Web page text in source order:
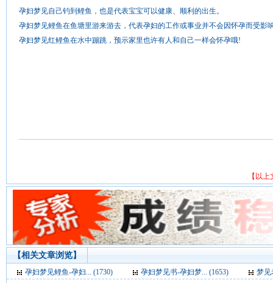
孕妇梦见自己钓到鲤鱼，也是代表宝宝可以健康、顺利的出生。
孕妇梦见鲤鱼在鱼塘里游来游去，代表孕妇的工作或事业并不会因怀孕而受影
孕妇梦见红鲤鱼在水中蹦跳，预示家里也许有人和自己一样会怀孕哦!
【以
【相关文章浏览】
孕妇梦见鲤鱼-孕妇... (1730) 孕妇梦见书-孕妇梦... (1653)
梦见